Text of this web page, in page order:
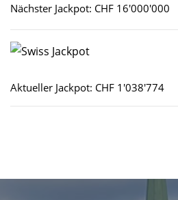
Nächster Jackpot: CHF 16'000'000
Aktueller Jackpot: CHF 1'038'774